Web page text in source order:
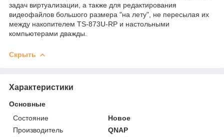
задач виртуализации, а также для редактирования
видеофайлов большого размера "на лету", не пересылая их
между накопителем TS-873U-RP и настольными
компьютерами дважды.
Скрыть
Характеристики
Основные
Состояние
Новое
Производитель
QNAP